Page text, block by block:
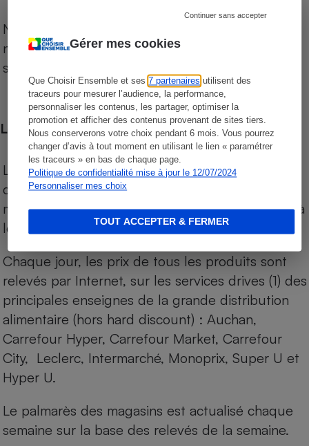
Gérer mes cookies
Que Choisir Ensemble et ses7 partenaires utilisent des
traceurs pour mesurer l’audience, la performance,
personnaliser les contenus, les partager, optimiser la
promotion et afficher des contenus provenant de sites tiers.
Nous conserverons votre choix pendant 6 mois. Vous pourrez
changer d’avis à tout moment en utilisant le lien « paramétrer
les traceurs » en bas de chaque page.
Politique de confidentialité mise à jour le 12/07/2024
Personnaliser mes choix
Continuer sans accepter
TOUT ACCEPTER & FERMER
Notre comparateur de supermarchés propose le
niveau de prix des supermarchés, géolocalisés
sur le territoire français.
Les comparaisons de prix
Les comparaisons sont réalisées sur l’ensemble
des produits des magasins. Les produits de
marques de distributeurs (MDD) sont comparés à
leurs équivalents chez leurs concurrents.
Chaque jour, les prix de tous les produits sont
relevés par Internet, sur les services drives (1) des
principales enseignes de la grande distribution
alimentaire (hors hard discount) : Auchan,
Carrefour Hyper, Carrefour Market, Carrefour
City, Leclerc, Intermarché, Monoprix, Super U et
Hyper U.
Le palmarès des magasins est actualisé chaque
semaine sur la base des relevés de la semaine.